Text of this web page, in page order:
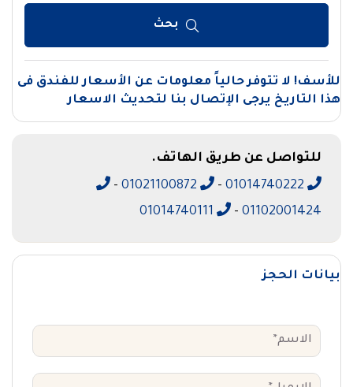
بحث
للأسف! لا تتوفر حالياً معلومات عن الأسعار للفندق فى
هذا التاريخ يرجى الإتصال بنا لتحديث الاسعار
للتواصل عن طريق الهاتف.
-
-
01102001424
-
بيانات الحجز